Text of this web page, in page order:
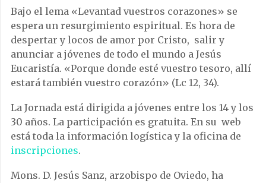
Bajo el lema «Levantad vuestros corazones» se
espera un resurgimiento espiritual. Es hora de
despertar y locos de amor por Cristo, salir y
anunciar a jóvenes de todo el mundo a Jesús
Eucaristía. «Porque donde esté vuestro tesoro, allí
estará también vuestro corazón» (Lc 12, 34).
La Jornada está dirigida a jóvenes entre los 14 y los
30 años. La participación es gratuita. En su web
está toda la información logística y la oficina de
inscripciones.
Mons. D. Jesús Sanz, arzobispo de Oviedo, ha